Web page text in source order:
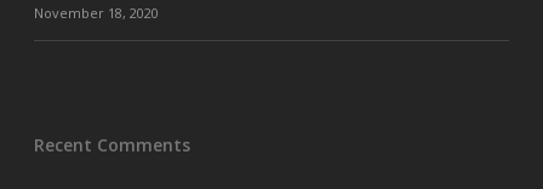
November 18, 2020
Recent Comments